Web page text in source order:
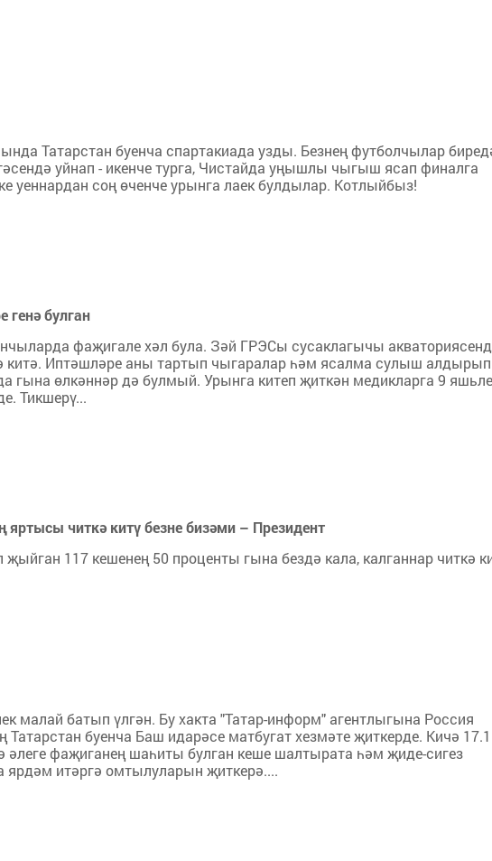
Татарстан буенча спартакиада узды. Безнең футболчылар
уйнап - икенче турга, Чистайда уңышлы чыгыш ясап финалга
уеннардан соң өченче урынга лаек булдылар. Котлыйбыз!
генә булган
фаҗигале хәл була. Зәй ГРЭСы сусаклагычы
китә. Иптәшләре аны тартып чыгаралар һәм ясалма сулыш алдырып
өлкәннәр дә булмый. Урынга китеп җиткән медикларга 9
Тикшерү...
читкә китү безне бизәми – Президент
117 кешенең 50 проценты гына бездә кала, калганнар читкә
малай батып үлгән. Бу хакта "Татар-информ" агентлыгына Россия
буенча Баш идарәсе матбугат хезмәте җиткерде. Кичә
әлеге фаҗиганең шаһиты булган кеше шалтырата һәм җиде-сигез
ярдәм итәргә омтылуларын җиткерә....